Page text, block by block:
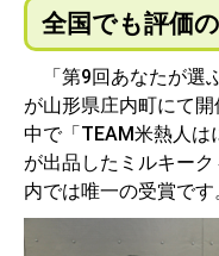
全国でも評価
「第9回あなたが選
が山形県庄内町にて
中で「TEAM米熱人は
が出品したミルキー
内では唯一の受賞です